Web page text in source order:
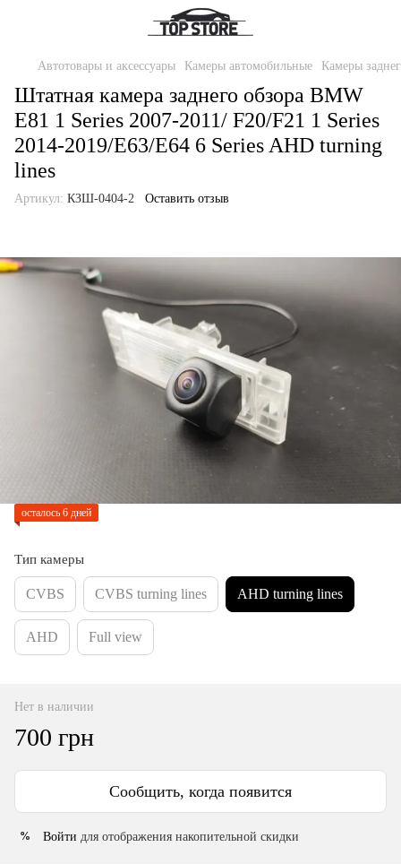
Автотовары и аксессуары Камеры автомобильные Камеры
Штатная камера заднего обзора BMW
E81 1 Series 2007-2011/ F20/F21 1 Series
2014-2019/E63/E64 6 Series AHD turning
lines
Артикул: КЗШ-0404-2 Оставить отзыв
осталось 6 дней
Тип камеры
CVBS CVBS turning lines AHD turning lines
AHD Full view
Нет в наличии
700 грн
Сообщить, когда появится
% Войти для отображения накопительной скидки